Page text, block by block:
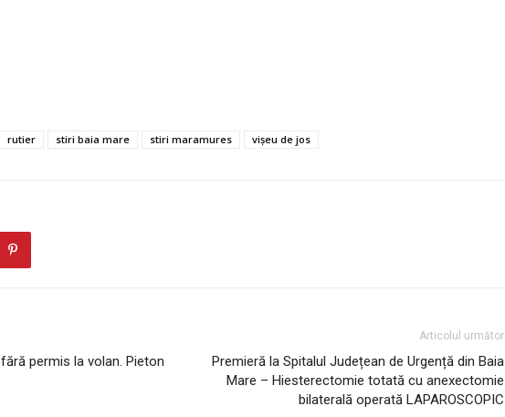
rutier stiri baia mare stiri maramures vișeu de jos
permis la volan. Pieton
Articolul următor
Premieră la Spitalul Județean de Urgență din Baia
Mare – Hiesterectomie totată cu anexectomie
bilaterală operată LAPAROSCOPIC